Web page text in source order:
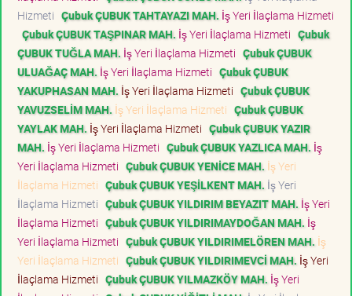
Hizmeti Çubuk ÇUBUK TAHTAYAZI MAH. İş Yeri İlaçlama Hizmeti
Çubuk ÇUBUK TAŞPINAR MAH. İş Yeri İlaçlama Hizmeti Çubuk
ÇUBUK TUĞLA MAH. İş Yeri İlaçlama Hizmeti Çubuk ÇUBUK
ULUAĞAÇ MAH. İş Yeri İlaçlama Hizmeti Çubuk ÇUBUK
YAKUPHASAN MAH. İş Yeri İlaçlama Hizmeti Çubuk ÇUBUK
YAVUZSELİM MAH. İş Yeri İlaçlama Hizmeti Çubuk ÇUBUK
YAYLAK MAH. İş Yeri İlaçlama Hizmeti Çubuk ÇUBUK YAZIR
MAH. İş Yeri İlaçlama Hizmeti Çubuk ÇUBUK YAZLICA MAH. İş
Yeri İlaçlama Hizmeti Çubuk ÇUBUK YENİCE MAH. İş Yeri
İlaçlama Hizmeti Çubuk ÇUBUK YEŞİLKENT MAH. İş Yeri
İlaçlama Hizmeti Çubuk ÇUBUK YILDIRIM BEYAZIT MAH. İş Yeri
İlaçlama Hizmeti Çubuk ÇUBUK YILDIRIMAYDOĞAN MAH. İş
Yeri İlaçlama Hizmeti Çubuk ÇUBUK YILDIRIMELÖREN MAH. İş
Yeri İlaçlama Hizmeti Çubuk ÇUBUK YILDIRIMEVCİ MAH. İş Yeri
İlaçlama Hizmeti Çubuk ÇUBUK YILMAZKÖY MAH. İş Yeri